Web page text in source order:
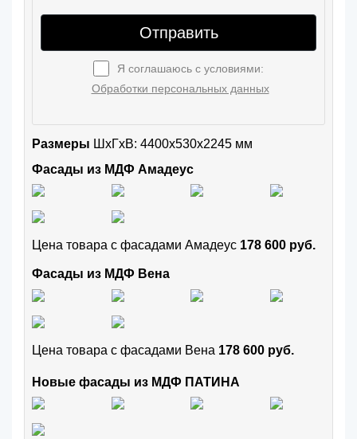
Отправить
Я соглашаюсь с условиями:
Обработки персональных данных
Размеры ШxГхВ: 4400x530x2245 мм
Фасады из МДФ Амадеус
Цена товара с фасадами Амадеус 178 600 руб.
Фасады из МДФ Вена
Цена товара с фасадами Вена 178 600 руб.
Новые фасады из МДФ ПАТИНА